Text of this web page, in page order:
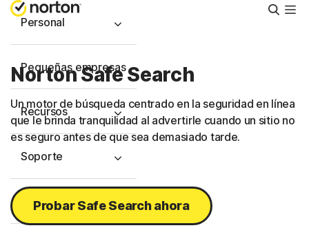
Personal
Pequeñas empresas
Recursos
Soporte
Prueba gratis
Norton Safe Search
Un motor de búsqueda centrado en la seguridad en línea
que le brinda tranquilidad al advertirle cuando un sitio no
es seguro antes de que sea demasiado tarde.
Probar Safe Search ahora